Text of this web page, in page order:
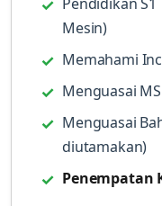
Mesin)
Memahami
Menguasai
Menguasai
diutamakan)
Penempatan